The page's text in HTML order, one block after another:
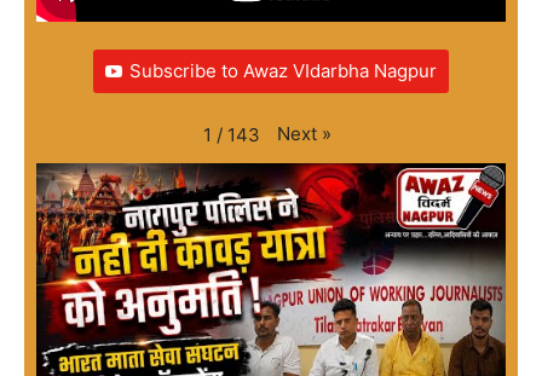
Subscribe to Awaz VIdarbha Nagpur
1 / 143 Next »